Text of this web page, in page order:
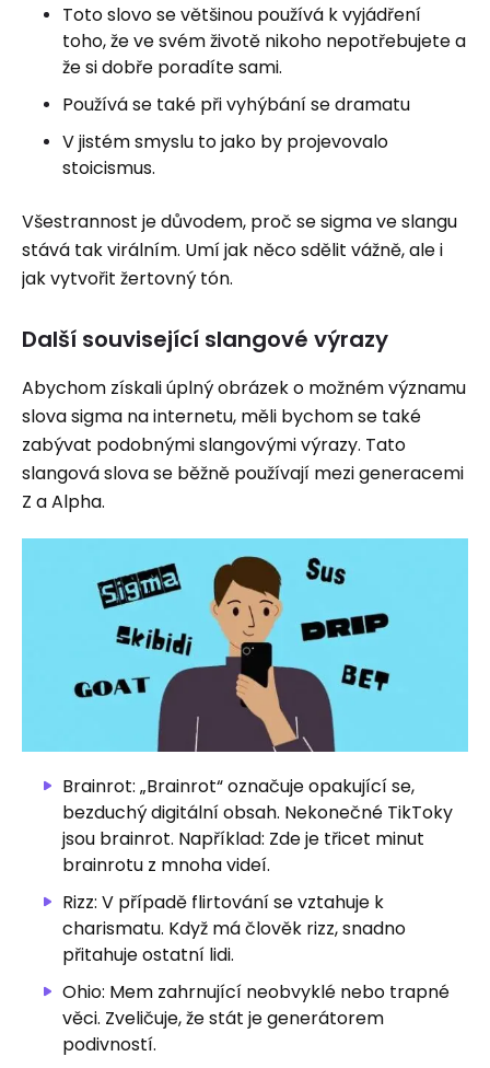
Toto slovo se většinou používá k vyjádření
toho, že ve svém životě nikoho nepotřebujete a
že si dobře poradíte sami.
Používá se také při vyhýbání se dramatu
V jistém smyslu to jako by projevovalo
stoicismus.
Všestrannost je důvodem, proč se sigma ve slangu
stává tak virálním. Umí jak něco sdělit vážně, ale i
jak vytvořit žertovný tón.
Další související slangové výrazy
Abychom získali úplný obrázek o možném významu
slova sigma na internetu, měli bychom se také
zabývat podobnými slangovými výrazy. Tato
slangová slova se běžně používají mezi generacemi
Z a Alpha.
Brainrot: „Brainrot“ označuje opakující se,
bezduchý digitální obsah. Nekonečné TikToky
jsou brainrot. Například: Zde je třicet minut
brainrotu z mnoha videí.
Rizz: V případě flirtování se vztahuje k
charismatu. Když má člověk rizz, snadno
přitahuje ostatní lidi.
Ohio: Mem zahrnující neobvyklé nebo trapné
věci. Zveličuje, že stát je generátorem
podivností.